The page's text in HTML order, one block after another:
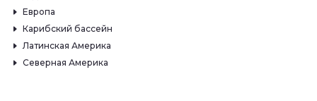
Европа
Карибский бассейн
Латинская Америка
Северная Америка